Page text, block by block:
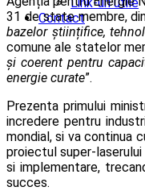
Contact
31 de state membre,
bazelor științifice,
comune ale statelor
și coerent pentru
energie curate”.
Prezenta primului
incredere pentru
mondial, si va continua
proiectul super-
si implementare,
succes.